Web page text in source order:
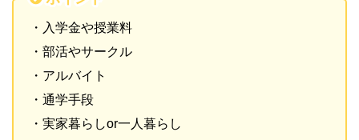
・入学金や授業料
・部活やサークル
・アルバイト
・通学手段
・実家暮らしor一人暮らし